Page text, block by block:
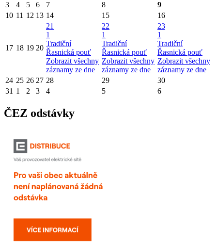
3
4 5 6 7 8
9
10 11 12 13 14 15 16
17 18 19 20
21
1
Tradiční
Řasnická pouť
Zobrazit všechny
záznamy ze dne
22
1
Tradiční
Řasnická pouť
Zobrazit všechny
záznamy ze dne
23
1
Tradiční
Řasnická pouť
Zobrazit všechny
záznamy ze dne
24 25 26 27 28 29
30
31 1 2 3 4 5 6
ČEZ odstávky